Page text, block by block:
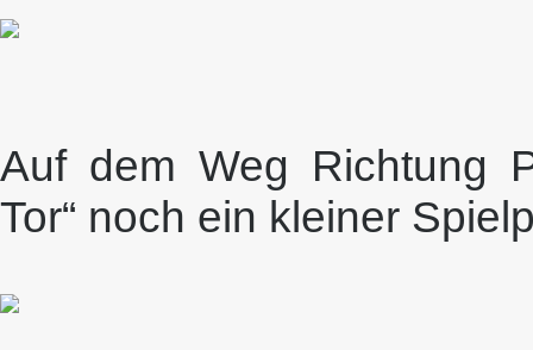
Auf dem Weg Richtung
Tor“ noch ein kleiner